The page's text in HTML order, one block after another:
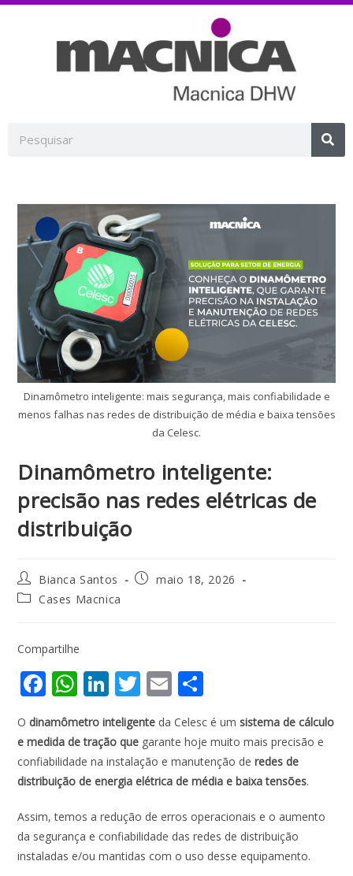
Dinamômetro inteligente: mais segurança, mais confiabilidade e
menos falhas nas redes de distribuição de média e baixa tensões
da Celesc.
Dinamômetro inteligente:
precisão nas redes elétricas de
distribuição
Bianca Santos
maio 18, 2026
Cases Macnica
Compartilhe
F
ac
e
b
o
o
k
W
h
at
s
A
p
p
Li
n
k
e
dI
n
T
w
itt
er
E
m
ai
l
h
ar
e
Odinamômetro inteligente da Celesc é umsistema de cálculo
e medida de tração que garante hoje muito mais precisão e
confiabilidade na instalação e manutenção deredes de
distribuição de energia elétrica de média e baixa tensões.
Assim, temos a redução de erros operacionais e o aumento
da segurança e confiabilidade das redes de distribuição
instaladas e/ou mantidas com o uso desse equipamento.